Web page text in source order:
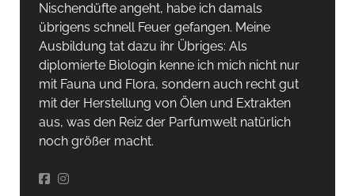
Nischendüfte angeht, habe ich damals
übrigens schnell Feuer gefangen. Meine
Ausbildung tat dazu ihr Übriges: Als
diplomierte Biologin kenne ich mich nicht nur
mit Fauna und Flora, sondern auch recht gut
mit der Herstellung von Ölen und Extrakten
aus, was den Reiz der Parfumwelt natürlich
noch größer macht.